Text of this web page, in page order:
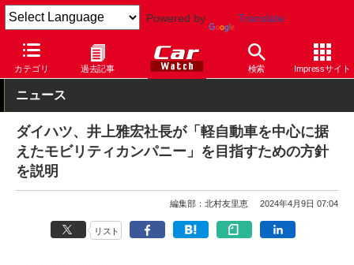
Powered by Translate
カテゴリ 過去記事 検索 Impressサイト
Car Watch 自動車 ダイハツ
ニュース
ダイハツ、井上雅宏社長が「軽自動車を中心に据
えたモビリティカンパニー」を目指すための方針
を説明
編集部：北村友里恵 2024年4月9日 07:04
リスト